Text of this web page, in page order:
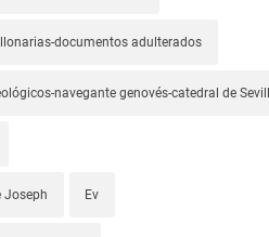
documentos adulterados
navegante genovés-catedral de
Joseph Ev